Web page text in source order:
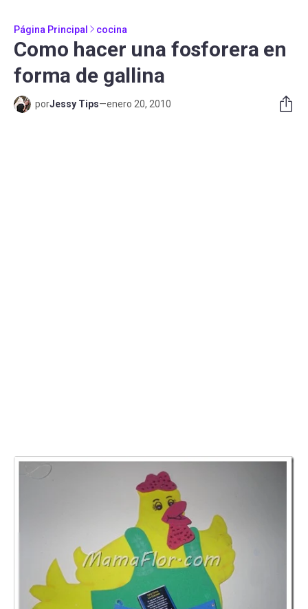
Página Principal cocina
Como hacer una fosforera en
forma de gallina
porJessy Tips—enero 20, 2010